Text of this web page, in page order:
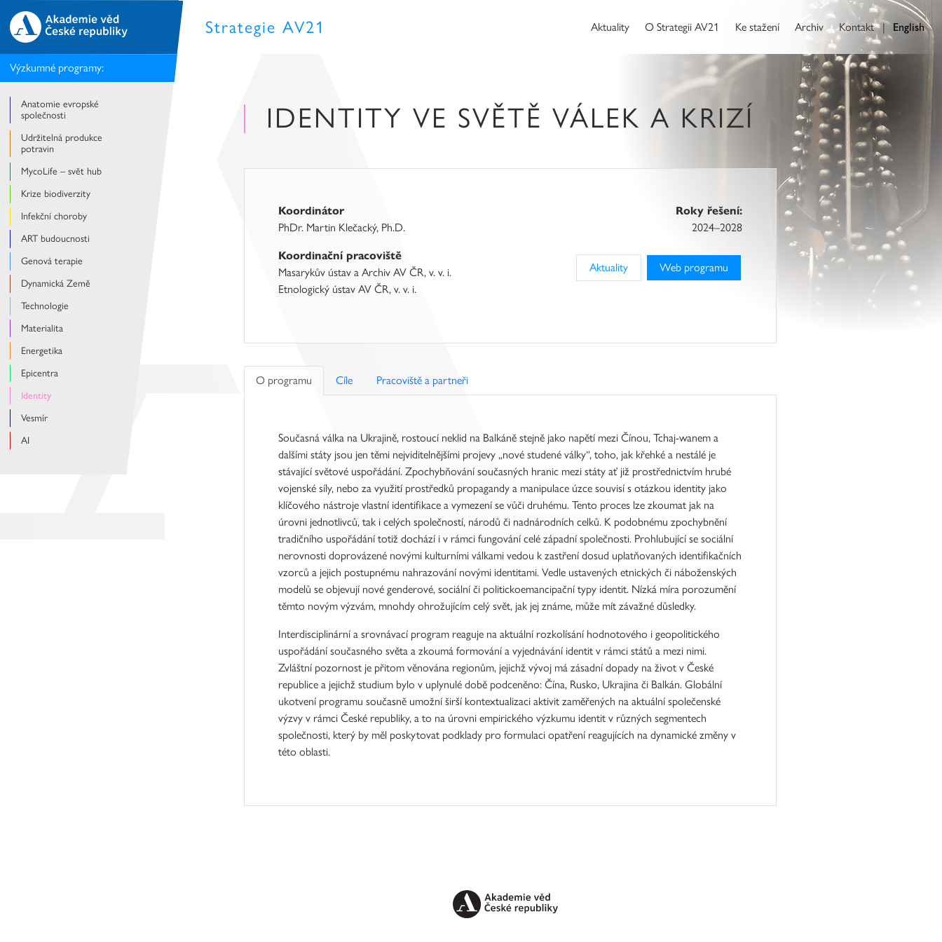
Strategie AV21 Aktuality O Strategii AV21 Ke stažení Archiv Kontakt | English
Výzkumné programy:
Anatomie evropské
společnosti
Udržitelná produkce
potravin
MycoLife – svět hub
Krize biodiverzity
Infekční choroby
ART budoucnosti
Genová terapie
Dynamická Země
Technologie
Materialita
Energetika
Epicentra
Identity
Vesmír
AI
IDENTITY VE SVĚTĚ VÁLEK A KRIZÍ
Koordinátor
PhDr. Martin Klečacký, Ph.D.
Koordinační pracoviště
Masarykův ústav a Archiv AV ČR, v. v. i.
Etnologický ústav AV ČR, v. v. i.
Roky řešení:
2024–2028
Aktuality Web programu
O programu Cíle Pracoviště a partneři
Současná válka na Ukrajině, rostoucí neklid na Balkáně stejně jako napětí mezi Čínou, Tchaj-wanem a
dalšími státy jsou jen těmi nejviditelnějšími projevy „nové studené války“, toho, jak křehké a nestálé je
stávající světové uspořádání. Zpochybňování současných hranic mezi státy ať již prostřednictvím hrubé
vojenské síly, nebo za využití prostředků propagandy a manipulace úzce souvisí s otázkou identity jako
klíčového nástroje vlastní identifikace a vymezení se vůči druhému. Tento proces lze zkoumat jak na
úrovni jednotlivců, tak i celých společností, národů či nadnárodních celků. K podobnému zpochybnění
tradičního uspořádání totiž dochází i v rámci fungování celé západní společnosti. Prohlubující se sociální
nerovnosti doprovázené novými kulturními válkami vedou k zastření dosud uplatňovaných identifikačních
vzorců a jejich postupnému nahrazování novými identitami. Vedle ustavených etnických či náboženských
modelů se objevují nové genderové, sociální či politickoemancipační typy identit. Nízká míra porozumění
těmto novým výzvám, mnohdy ohrožujícím celý svět, jak jej známe, může mít závažné důsledky.
Interdisciplinární a srovnávací program reaguje na aktuální rozkolísání hodnotového i geopolitického
uspořádání současného světa a zkoumá formování a vyjednávání identit v rámci států a mezi nimi.
Zvláštní pozornost je přitom věnována regionům, jejichž vývoj má zásadní dopady na život v České
republice a jejichž studium bylo v uplynulé době podceněno: Čína, Rusko, Ukrajina či Balkán. Globální
ukotvení programu současně umožní širší kontextualizaci aktivit zaměřených na aktuální společenské
výzvy v rámci České republiky, a to na úrovni empirického výzkumu identit v různých segmentech
společnosti, který by měl poskytovat podklady pro formulaci opatření reagujících na dynamické změny v
této oblasti.